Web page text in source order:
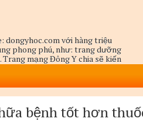
dongyhoc.com với hàng triệu
phong phú, như: trang dưỡng
mạng Đông Y chia sẽ kiến
của người thầy hành y là dùng
trị một cách toàn diện,
bệnh tốt hơn